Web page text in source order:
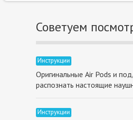
Советуем
Инструкции
Оригинальные Air Pods и
распознать настоящие
Инструкции